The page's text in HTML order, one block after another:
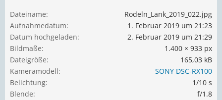
Dateiname
Rodeln_Lank_2019_022.jpg
Aufnahmedatum
1. Februar 2019 um 21:23
Datum hochgeladen
2. Februar 2019 um 21:29
Bildmaße
1.400 × 933 px
Dateigröße
165,03 kB
Kameramodell
SONY DSC-RX100
Belichtung
1/10 s
Blende
f/1.8